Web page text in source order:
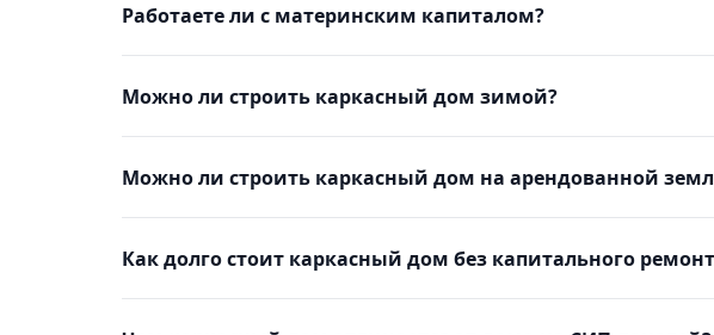
Работаете ли с материнским капиталом?
Можно ли строить каркасный дом зимой?
Можно ли строить каркасный дом на арендованной
Как долго стоит каркасный дом без капитального